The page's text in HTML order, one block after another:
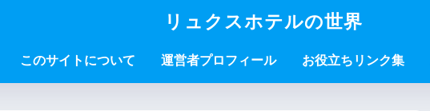
リュクスホテルの世界
このサイトについて 運営者プロフィール お役立ちリンク集